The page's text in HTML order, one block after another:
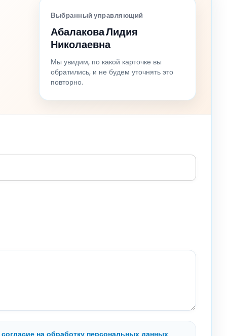
Выбранный управляющий
Абалакова Лидия
Николаевна
Мы увидим, по какой карточке вы
обратились, и не будем уточнять это
повторно.